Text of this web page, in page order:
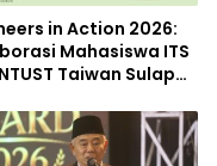
in Action 2026:
Mahasiswa ITS
Taiwan Sulap
Inovasi